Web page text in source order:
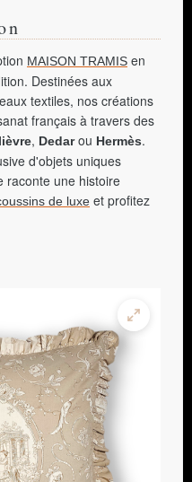
MAISON TRAMIS en
Destinées aux
textiles, nos créations
français à travers des
, Dedarou Hermès.
d'objets uniques
raconte une histoire
de luxe et profitez